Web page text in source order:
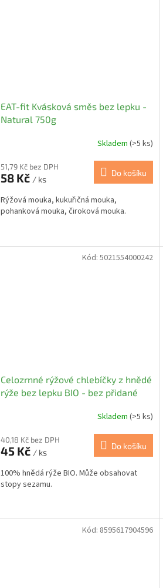
EAT-fit Kvásková směs bez lepku -
Natural 750g
Skladem (>5 ks)
51,79 Kč bez DPH
58 Kč / ks
Do košíku
Rýžová mouka, kukuřičná mouka,
pohanková mouka, čiroková mouka.
Celozrnné rýžové chlebíčky z hnědé
rýže bez lepku BIO - bez přidané
Skladem (>5 ks)
40,18 Kč bez DPH
45 Kč / ks
Do košíku
100% hnědá rýže BIO. Může obsahovat
stopy sezamu.
Kód: 5021554000242
Kód: 8595617904596